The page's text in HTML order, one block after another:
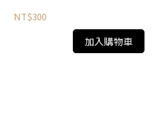
NT$300
加入購物車